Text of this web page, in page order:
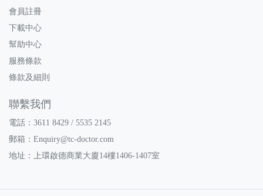
會員註冊
下載中心
幫助中心
服務條款
條款及細則
聯繫我們
電話：3611 8429 / 5535 2145
郵箱： Enquiry@tc-doctor.com
地址：上環啟德商業大廈14樓1406-1407室